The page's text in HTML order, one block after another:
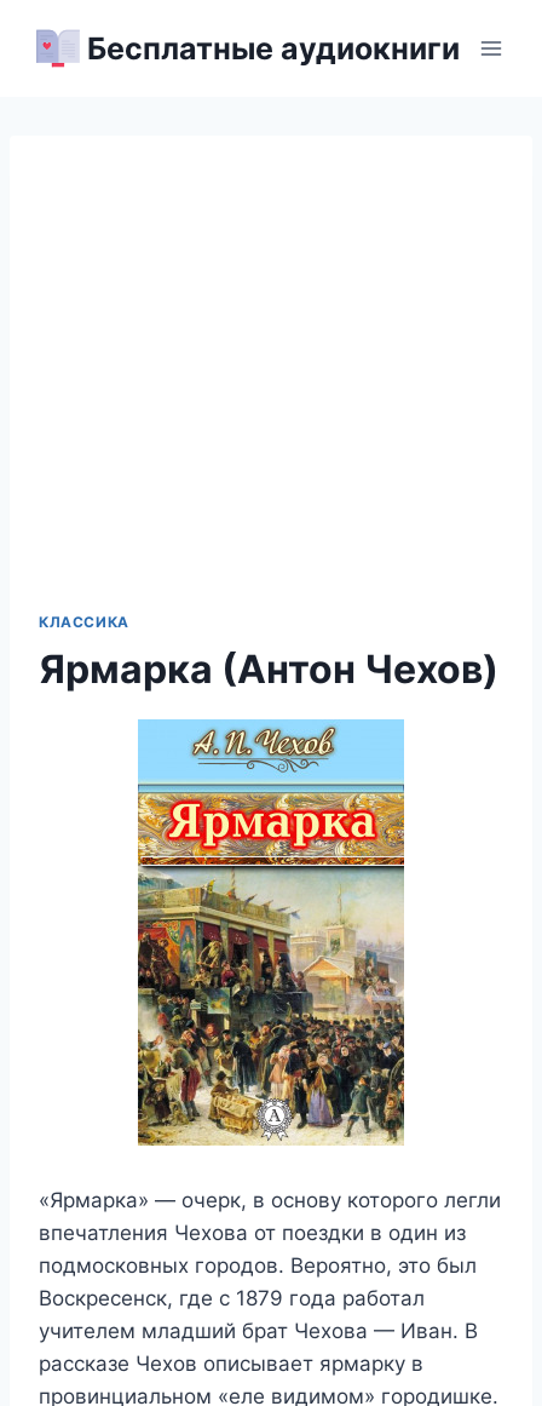
Бесплатные аудиокниги
КЛАССИКА
Ярмарка (Антон Чехов)
«Ярмарка» — очерк, в основу которого легли
впечатления Чехова от поездки в один из
подмосковных городов. Вероятно, это был
Воскресенск, где с 1879 года работал
учителем младший брат Чехова — Иван. В
рассказе Чехов описывает ярмарку в
провинциальном «еле видимом» городишке.